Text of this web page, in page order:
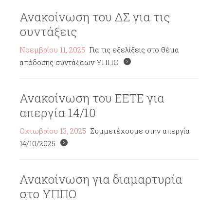
Ανακοίνωση του ΔΣ για τις
συντάξεις
Νοεμβρίου 11, 2025 Για τις εξελίξεις στο θέμα
απόδοσης συντάξεων ΥΠΠΟ
Ανακοίνωση του ΕΕΤΕ για
απεργία 14/10
Οκτωβρίου 13, 2025 Συμμετέχουμε στην απεργία
14/10/2025
Ανακοίνωση για διαμαρτυρία
στο ΥΠΠΟ